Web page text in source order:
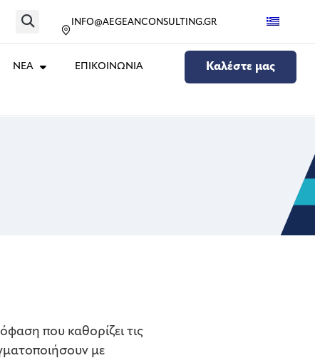
INFO@AEGEANCONSULTING.GR
ΝΕΑ ΕΠΙΚΟΙΝΩΝΙΑ Καλέστε μας
που καθορίζει τις
με